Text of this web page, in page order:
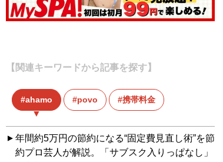
【関連キーワードから記事を探す】
ahamo povo 携帯料金
年間約5万円の節約になる“固定費見直し術”を節
約プロ芸人が解説。「サブスク入りっぱなし」